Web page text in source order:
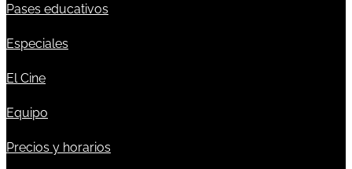
Pases educativos
Especiales
El Cine
Equipo
Precios y horarios